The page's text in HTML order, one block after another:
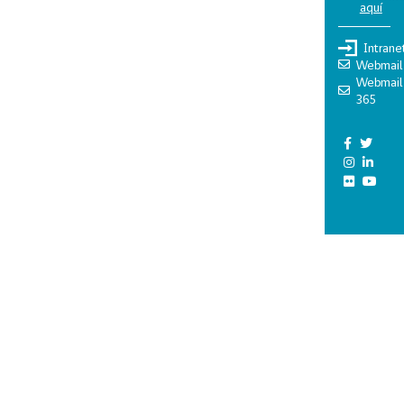
aquí
Webmail
Webmail
365